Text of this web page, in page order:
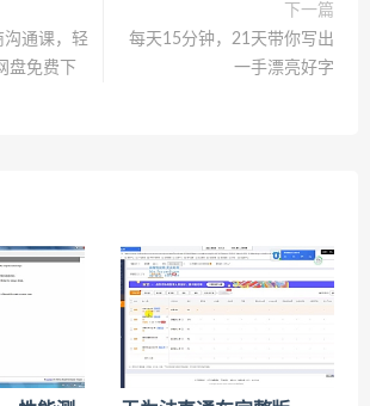
沟通课，轻
盘免费下
下一篇
每天15分钟，21天带你写出
一手漂亮好字